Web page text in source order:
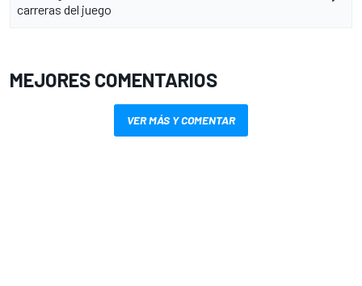
carreras del juego
MEJORES COMENTARIOS
VER MÁS Y COMENTAR